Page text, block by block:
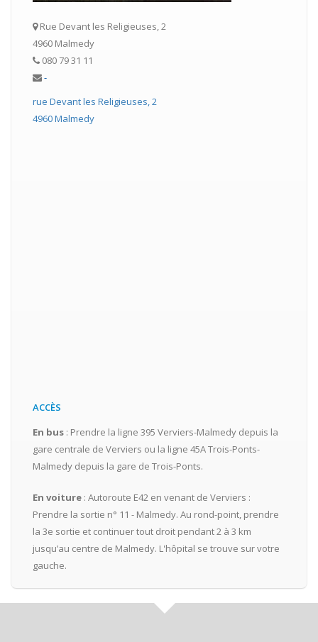
Rue Devant les Religieuses, 2
4960 Malmedy
080 79 31 11
-
rue Devant les Religieuses, 2
4960 Malmedy
ACCÈS
En bus : Prendre la ligne 395 Verviers-Malmedy depuis la
gare centrale de Verviers ou la ligne 45A Trois-Ponts-
Malmedy depuis la gare de Trois-Ponts.
En voiture : Autoroute E42 en venant de Verviers :
Prendre la sortie n° 11 - Malmedy. Au rond-point, prendre
la 3e sortie et continuer tout droit pendant 2 à 3 km
jusqu’au centre de Malmedy. L'hôpital se trouve sur votre
gauche.